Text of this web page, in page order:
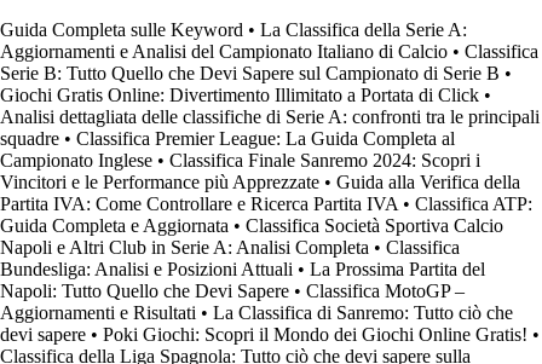
Guida Completa sulle Keyword • La Classifica della Serie A:
Aggiornamenti e Analisi del Campionato Italiano di Calcio • Classifica
Serie B: Tutto Quello che Devi Sapere sul Campionato di Serie B •
Giochi Gratis Online: Divertimento Illimitato a Portata di Click •
Analisi dettagliata delle classifiche di Serie A: confronti tra le principali
squadre • Classifica Premier League: La Guida Completa al
Campionato Inglese • Classifica Finale Sanremo 2024: Scopri i
Vincitori e le Performance più Apprezzate • Guida alla Verifica della
Partita IVA: Come Controllare e Ricerca Partita IVA • Classifica ATP:
Guida Completa e Aggiornata • Classifica Società Sportiva Calcio
Napoli e Altri Club in Serie A: Analisi Completa • Classifica
Bundesliga: Analisi e Posizioni Attuali • La Prossima Partita del
Napoli: Tutto Quello che Devi Sapere • Classifica MotoGP –
Aggiornamenti e Risultati • La Classifica di Sanremo: Tutto ciò che
devi sapere • Poki Giochi: Scopri il Mondo dei Giochi Online Gratis! •
Classifica della Liga Spagnola: Tutto ciò che devi sapere sulla